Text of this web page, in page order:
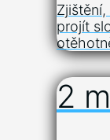
projít
2